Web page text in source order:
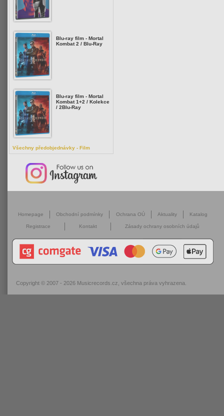
Blu-ray film - Mortal
Kombat 2 / Blu-Ray
Blu-ray film - Mortal
Kombat 1+2 / Kolekce
/ 2Blu-Ray
Všechny předobjednávky - Film
Homepage Obchodní podmínky Ochrana OÚ Aktuality Katalog
Registrace Kontakt Zásady ochrany osobních údajů
Copyright © 2007 - 2026 Musicrecords.cz , všechna práva vyhrazena.